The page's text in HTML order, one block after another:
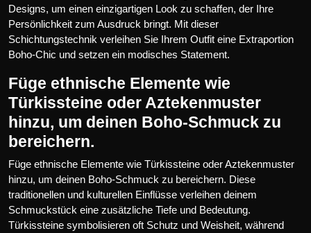
Designs, um einen einzigartigen Look zu schaffen, der Ihre
Persönlichkeit zum Ausdruck bringt. Mit dieser
Schichtungstechnik verleihen Sie Ihrem Outfit eine Extraportion
Boho-Chic und setzen ein modisches Statement.
Füge ethnische Elemente wie
Türkissteine oder Aztekenmuster
hinzu, um deinen Boho-Schmuck zu
bereichern.
Füge ethnische Elemente wie Türkissteine oder Aztekenmuster
hinzu, um deinen Boho-Schmuck zu bereichern. Diese
traditionellen und kulturellen Einflüsse verleihen deinem
Schmuckstück eine zusätzliche Tiefe und Bedeutung.
Türkissteine symbolisieren oft Schutz und Weisheit, während